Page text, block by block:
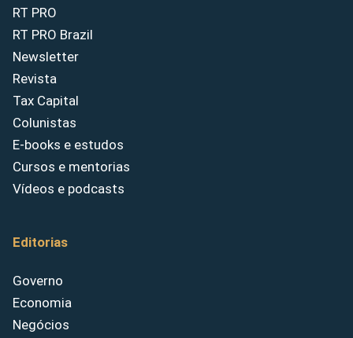
RT PRO
RT PRO Brazil
Newsletter
Revista
Tax Capital
Colunistas
E-books e estudos
Cursos e mentorias
Vídeos e podcasts
Editorias
Governo
Economia
Negócios